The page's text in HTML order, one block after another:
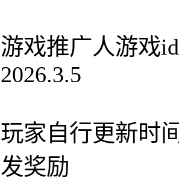
游戏推广人游
2026.3.5
玩家自行更新时
发奖励